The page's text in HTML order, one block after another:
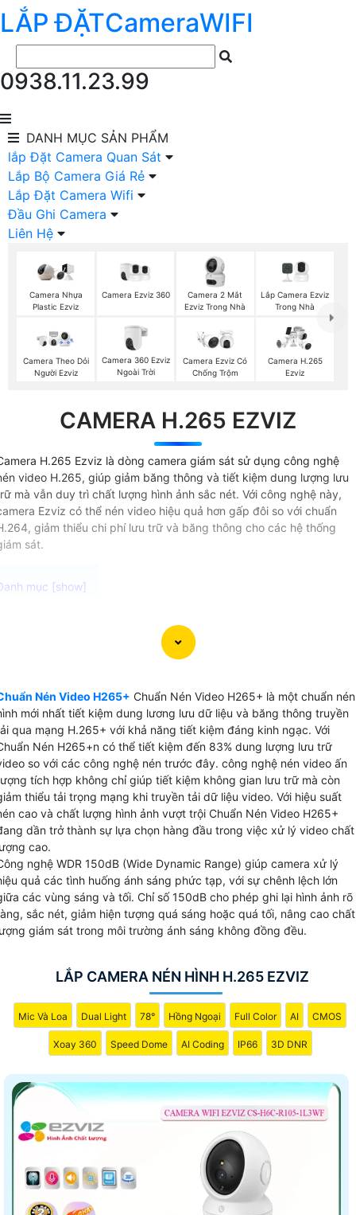
LẮP ĐẶTCameraWIFI
0938.11.23.99
DANH MỤC SẢN PHẨM
lắp Đặt Camera Quan Sát
Lắp Bộ Camera Giá Rẻ
Lắp Đặt Camera Wifi
Đầu Ghi Camera
Liên Hệ
Camera Nhựa
Plastic Ezviz
Camera Ezviz 360
Camera 2 Mắt
Ezviz Trong Nhà
Lắp Camera Ezviz
Trong Nhà
Camera Theo Dỏi
Người Ezviz
Camera 360 Ezviz
Ngoài Trời
Camera Ezviz Có
Chống Trộm
Camera H.265
Ezviz
CAMERA H.265 EZVIZ
H.265 Ezviz là dòng camera giám sát sử dụng công nghệ
video H.265, giúp giảm băng thông và tiết kiệm dung lượng lưu
mà vẫn duy trì chất lượng hình ảnh sắc nét. Với công nghệ này,
Ezviz có thể nén video hiệu quả hơn gấp đôi so với chuẩn
giảm thiểu chi phí lưu trữ và băng thông cho các hệ thống
sát.
nén video H.265+ Ezviz là một công nghệ nén video
camera quan sát được sử dụng trên các thiết bị ghi
giảm dung lượng file video mà vẫn duy trì chất lượng
ảnh cao.
Chuẩn nén video H.265+ Ezviz có thể lưu trữ video dài
một cách tiết kiệm với dung lượng nhỏ gọn hơn so với
chuẩn nén truyền thống. Đồng thời, chất lượng hình ảnh
giữ nguyên, không bị giảm sút khi nén.
Nén Video H265+ Chuẩn Nén Video H265+ là một chuẩn nén
mới nhất tiết kiệm dung lương lưu dữ liệu và băng thông truyền
qua mạng H.265+ với khả năng tiết kiệm đáng kinh ngạc. Với
Nén H265+n có thể tiết kiệm đến 83% dung lượng lưu trữ
so với các công nghệ nén trước đây. công nghệ nén video ấn
tích hợp không chỉ giúp tiết kiệm không gian lưu trữ mà còn
thiểu tải trọng mạng khi truyền tải dữ liệu video. Với hiệu suất
cao và chất lượng hình ảnh vượt trội Chuẩn Nén Video H265+
dần trở thành sự lựa chọn hàng đầu trong việc xử lý video chất
cao.
nghệ WDR 150dB (Wide Dynamic Range) giúp camera xử lý
quả các tình huống ánh sáng phức tạp, với sự chênh lệch lớn
các vùng sáng và tối. Chỉ số 150dB cho phép ghi lại hình ảnh rõ
sắc nét, giảm hiện tượng quá sáng hoặc quá tối, nâng cao chất
giám sát trong môi trường ánh sáng không đồng đều.
LẮP CAMERA NÉN HÌNH H.265 EZVIZ
Mic Và Loa Dual Light 78° Hồng Ngoại Full Color AI CMOS
Xoay 360 Speed Dome AI Coding IP66 3D DNR